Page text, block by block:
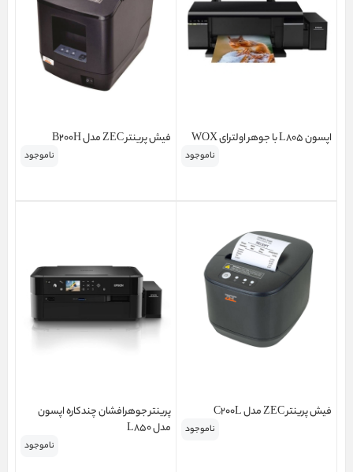
اپسون L805 با جوهر اولترای WOX
ناموجود
فیش پرینتر ZEC مدل B200H
ناموجود
فیش پرینتر ZEC مدل C200L
ناموجود
پرینتر جوهرافشان چندکاره اپسون
مدل L850
ناموجود